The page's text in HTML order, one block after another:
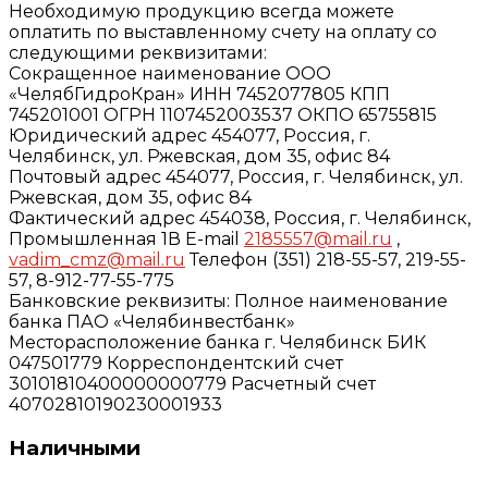
Необходимую продукцию всегда можете
оплатить по выставленному счету на оплату со
следующими реквизитами:
Сокращенное наименование ООО
«ЧелябГидроКран» ИНН 7452077805 КПП
745201001 ОГРН 1107452003537 ОКПО 65755815
Юридический адрес 454077, Россия, г.
Челябинск, ул. Ржевская, дом 35, офис 84
Почтовый адрес 454077, Россия, г. Челябинск, ул.
Ржевская, дом 35, офис 84
Фактический адрес 454038, Россия, г. Челябинск,
Промышленная 1В E-mail 2185557@mail.ru ,
vadim_cmz@mail.ru Телефон (351) 218-55-57, 219-55-
57, 8-912-77-55-775
Банковские реквизиты: Полное наименование
банка ПАО «Челябинвестбанк»
Месторасположение банка г. Челябинск БИК
047501779 Корреспондентский счет
30101810400000000779 Расчетный счет
40702810190230001933
Наличными